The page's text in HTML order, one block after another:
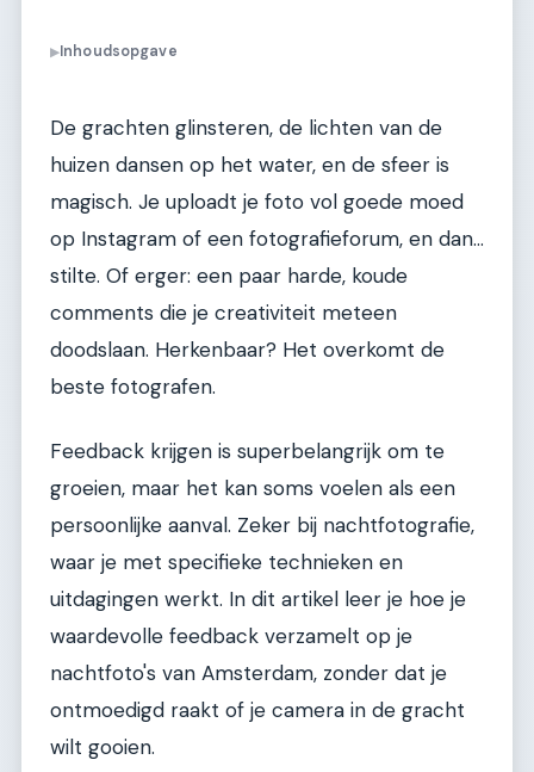
▶Inhoudsopgave
De grachten glinsteren, de lichten van de
huizen dansen op het water, en de sfeer is
magisch. Je uploadt je foto vol goede moed
op Instagram of een fotografieforum, en dan...
stilte. Of erger: een paar harde, koude
comments die je creativiteit meteen
doodslaan. Herkenbaar? Het overkomt de
beste fotografen.
Feedback krijgen is superbelangrijk om te
groeien, maar het kan soms voelen als een
persoonlijke aanval. Zeker bij nachtfotografie,
waar je met specifieke technieken en
uitdagingen werkt. In dit artikel leer je hoe je
waardevolle feedback verzamelt op je
nachtfoto's van Amsterdam, zonder dat je
ontmoedigd raakt of je camera in de gracht
wilt gooien.